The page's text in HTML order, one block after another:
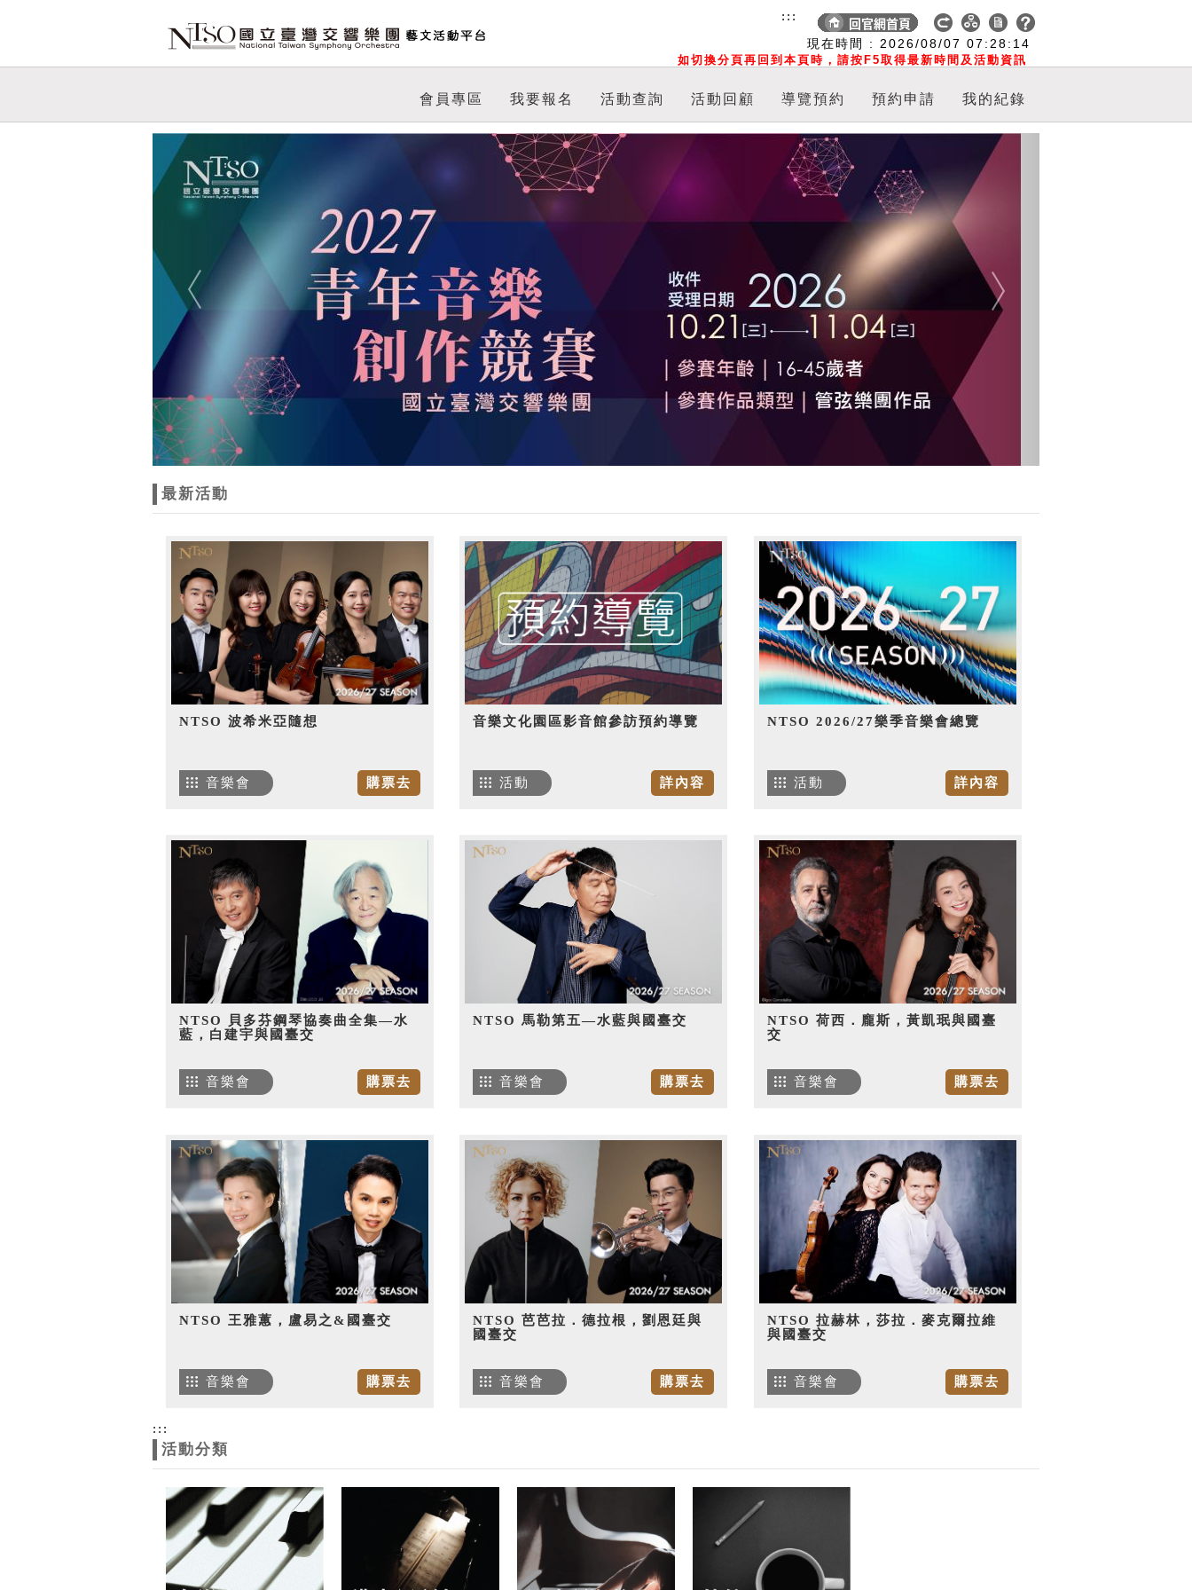
現在時間 : 2026/08/07 07:28:15
如切換分頁再回到本頁時，請按F5取得最新時間及活動資訊
:::
會員專區 我要報名 活動查詢 活動回顧 導覽預約 預約申請 我的紀錄
Previous Next
最新活動
NTSO 波希米亞隨想
購票去
音樂會
音樂文化園區影音館參訪預約導覽
詳內容
活動
NTSO 2026/27樂季音樂會總覽
詳內容
活動
NTSO 貝多芬鋼琴協奏曲全集—水
藍，白建宇與國臺交
購票去
音樂會
NTSO 馬勒第五—水藍與國臺交
購票去
音樂會
NTSO 荷西．龐斯，黃凱珉與國臺
交
購票去
音樂會
NTSO 王雅蕙，盧易之&國臺交
購票去
音樂會
NTSO 芭芭拉．德拉根，劉恩廷與
國臺交
購票去
音樂會
NTSO 拉赫林，莎拉．麥克爾拉維
與國臺交
購票去
音樂會
:::
活動分類